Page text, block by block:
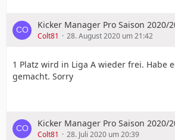
Kicker Manager Pro Saison 2020/
Colt81 28. August 2020 um 21:42
1 Platz wird in Liga A wieder frei. Habe
gemacht. Sorry
Kicker Manager Pro Saison 2020/
Colt81 28. Juli 2020 um 20:39